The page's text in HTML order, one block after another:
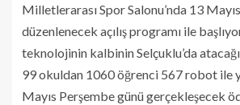
Milletlerarası Spor Salonu’nda 13
düzenlenecek açılış programı ile
teknolojinin kalbinin Selçuklu’da
99 okuldan 1060 öğrenci 567 robot ile
Mayıs Perşembe günü gerçekleşecek